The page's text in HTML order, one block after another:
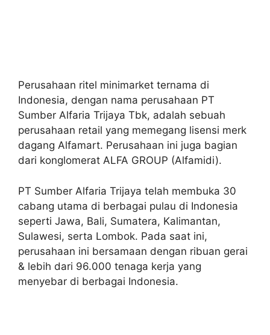
Perusahaan ritel minimarket ternama di
Indonesia, dengan nama perusahaan PT
Sumber Alfaria Trijaya Tbk, adalah sebuah
perusahaan retail yang memegang lisensi merk
dagang Alfamart. Perusahaan ini juga bagian
dari konglomerat ALFA GROUP (Alfamidi).
PT Sumber Alfaria Trijaya telah membuka 30
cabang utama di berbagai pulau di Indonesia
seperti Jawa, Bali, Sumatera, Kalimantan,
Sulawesi, serta Lombok. Pada saat ini,
perusahaan ini bersamaan dengan ribuan gerai
& lebih dari 96.000 tenaga kerja yang
menyebar di berbagai Indonesia.